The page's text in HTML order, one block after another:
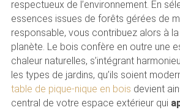
respectueux de l’environnement. En
essences issues de forêts gérées de
responsable, vous contribuez alors à
planète. Le bois confère en outre une
chaleur naturelles, s’intégrant
les types de jardins, qu’ils soient
table de pique-nique en bois devient
central de votre espace extérieur qui